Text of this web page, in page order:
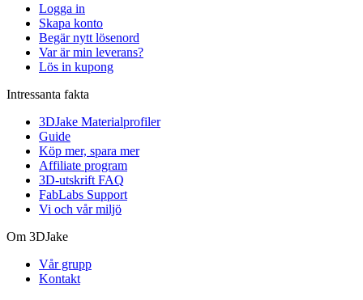
Logga in
Skapa konto
Begär nytt lösenord
Var är min leverans?
Lös in kupong
Intressanta fakta
3DJake Materialprofiler
Guide
Köp mer, spara mer
Affiliate program
3D-utskrift FAQ
FabLabs Support
Vi och vår miljö
Om 3DJake
Vår grupp
Kontakt